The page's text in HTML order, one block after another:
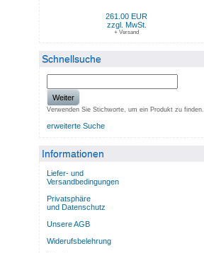
261.00 EUR
zzgl. MwSt.
+ Versand
Schnellsuche
Weiter
Verwenden Sie Stichworte, um ein Produkt zu finden.
erweiterte Suche
Informationen
Liefer- und
Versandbedingungen
Privatsphäre
und Datenschutz
Unsere AGB
Widerufsbelehrung